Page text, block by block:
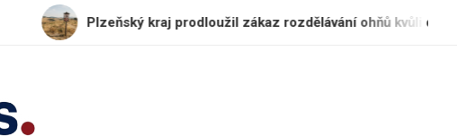
Plzeňský kraj prodloužil zákaz rozdělávání ohňů kvůli